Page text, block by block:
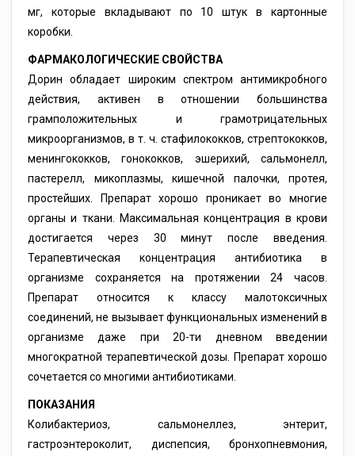
мг, которые вкладывают по 10 штук в картонные
коробки.
ФАРМАКОЛОГИЧЕСКИЕ СВОЙСТВА
Дорин обладает широким спектром антимикробного
действия, активен в отношении большинства
грамположительных и грамотрицательных
микроорганизмов, в т. ч. стафилококков, стрептококков,
менингококков, гонококков, эшерихий, сальмонелл,
пастерелл, микоплазмы, кишечной палочки, протея,
простейших. Препарат хорошо проникает во многие
органы и ткани. Максимальная концентрация в крови
достигается через 30 минут после введения.
Терапевтическая концентрация антибиотика в
организме сохраняется на протяжении 24 часов.
Препарат относится к классу малотоксичных
соединений, не вызывает функциональных изменений в
организме даже при 20-ти дневном введении
многократной терапевтической дозы. Препарат хорошо
сочетается со многими антибиотиками.
ПОКАЗАНИЯ
Колибактериоз, сальмонеллез, энтерит,
гастроэнтероколит, диспепсия, бронхопневмония,